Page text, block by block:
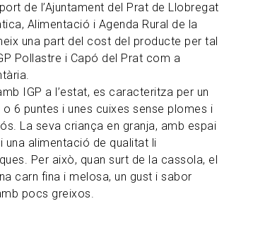
de l’Ajuntament del Prat de Llobregat
Alimentació i Agenda Rural de la
una part del cost del producte per tal
Pollastre i Capó del Prat com a
IGP a l’estat, es caracteritza per un
6 puntes i unes cuixes sense plomes i
La seva criança en granja, amb espai
una alimentació de qualitat li
Per això, quan surt de la cassola, el
carn fina i melosa, un gust i sabor
pocs greixos.